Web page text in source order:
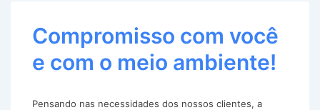
Compromisso com você
e com o meio ambiente!
Pensando nas necessidades dos nossos clientes, a